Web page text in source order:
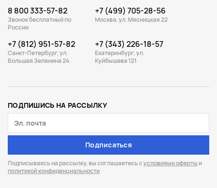
8 800 333-57-82
Звонок бесплатный по
России
+7 (499) 705-28-56
Москва, ул. Мясницкая 22
+7 (812) 951-57-82
Санкт-Петербург, ул.
Большая Зеленина 24
+7 (343) 226-18-57
Екатеринбург, ул.
Куйбышева 121
ПОДПИШИСЬ НА РАССЫЛКУ
Подписаться
Подписываясь на рассылку, вы соглашаетесь сусловиями оферты и
политикой конфиденциальности